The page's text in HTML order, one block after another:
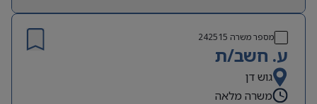
מספר משרה 242515
ע. חשב/ת
גוש דן
משרה מלאה